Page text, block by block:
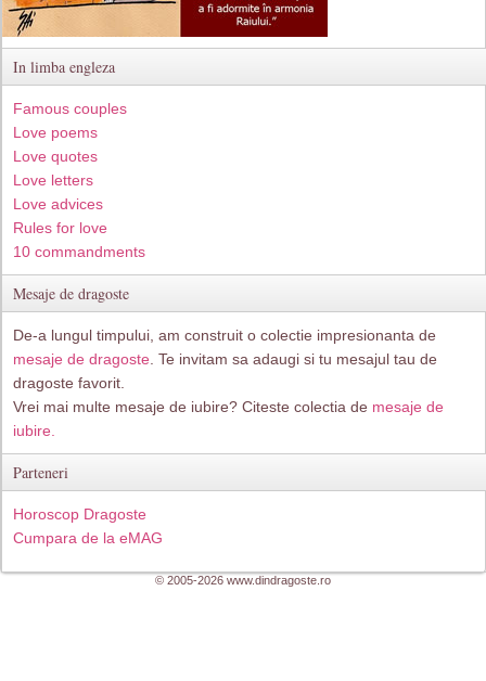
In limba engleza
Famous couples
Love poems
Love quotes
Love letters
Love advices
Rules for love
10 commandments
Mesaje de dragoste
De-a lungul timpului, am construit o colectie impresionanta de
mesaje de dragoste . Te invitam sa adaugi si tu mesajul tau de
dragoste favorit.
Vrei mai multe mesaje de iubire? Citeste colectia de mesaje de
iubire.
Parteneri
Horoscop Dragoste
Cumpara de la eMAG
© 2005-2026 www.dindragoste.ro